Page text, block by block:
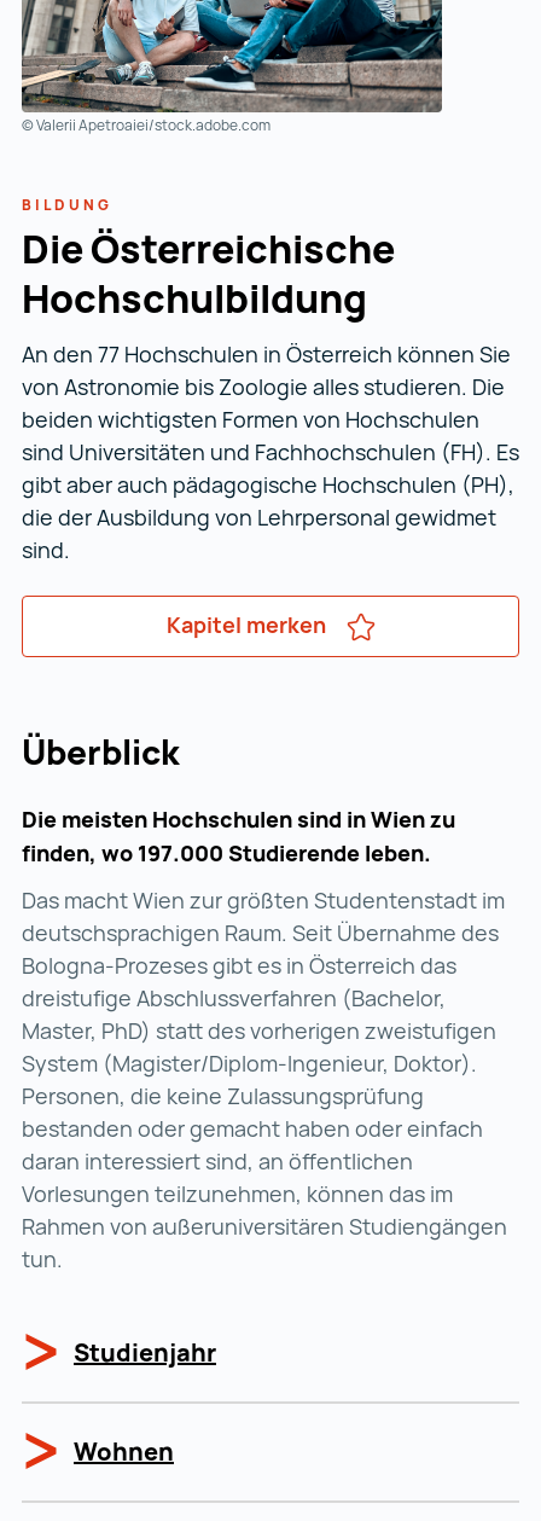
© Valerii Apetroaiei/stock.adobe.com
BILDUNG
Die Österreichische
Hochschulbildung
An den 77 Hochschulen in Österreich können Sie
von Astronomie bis Zoologie alles studieren. Die
beiden wichtigsten Formen von Hochschulen
sind Universitäten und Fachhochschulen (FH). Es
gibt aber auch pädagogische Hochschulen (PH),
die der Ausbildung von Lehrpersonal gewidmet
sind.
Kapitel merken
Überblick
Die meisten Hochschulen sind in Wien zu
finden, wo 197.000 Studierende leben.
Das macht Wien zur größten Studentenstadt im
deutschsprachigen Raum. Seit Übernahme des
Bologna-Prozeses gibt es in Österreich das
dreistufige Abschlussverfahren (Bachelor,
Master, PhD) statt des vorherigen zweistufigen
System (Magister/Diplom-Ingenieur, Doktor).
Personen, die keine Zulassungsprüfung
bestanden oder gemacht haben oder einfach
daran interessiert sind, an öffentlichen
Vorlesungen teilzunehmen, können das im
Rahmen von außeruniversitären Studiengängen
tun.
Studienjahr
Wohnen